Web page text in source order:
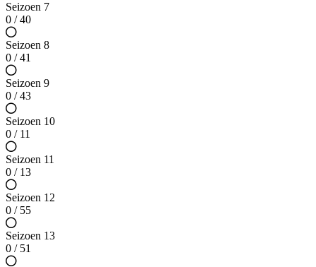
Seizoen 7
0 / 40
Seizoen 8
0 / 41
Seizoen 9
0 / 43
Seizoen 10
0 / 11
Seizoen 11
0 / 13
Seizoen 12
0 / 55
Seizoen 13
0 / 51